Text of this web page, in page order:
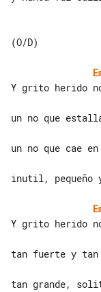
(O/D)
inutil, pequeño